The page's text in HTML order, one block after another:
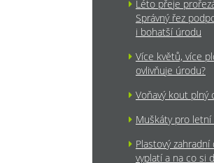
Léto přeje
Správný řez
i bohatší úrodu
Více květů, více
ovlivňuje úrodu?
Voňavý kout plný
Muškáty pro letní
Plastový
vyplatí a na co si